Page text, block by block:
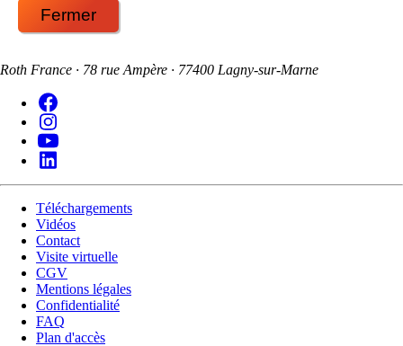
Fermer
Roth France · 78 rue Ampère · 77400 Lagny-sur-Marne
Téléchargements
Vidéos
Contact
Visite virtuelle
CGV
Mentions légales
Confidentialité
FAQ
Plan d'accès